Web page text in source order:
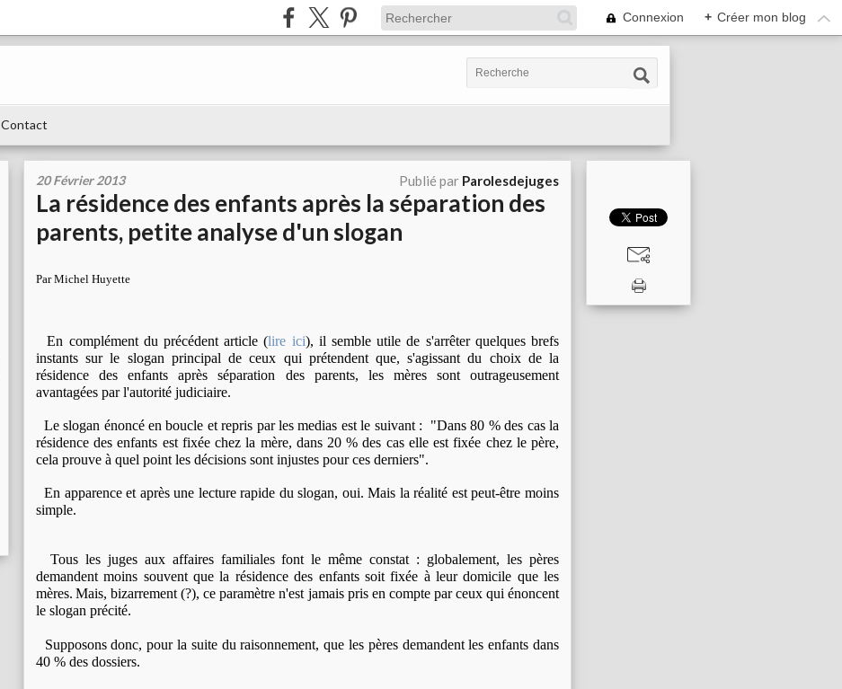
Connexion + Créer mon blog
Contact
20 Février 2013 Publié par Parolesdejuges
La résidence des enfants après la séparation des
parents, petite analyse d'un slogan
Par Michel Huyette
En complément du précédent article (lire ici), il semble utile de s'arrêter quelques brefs
instants sur le slogan principal de ceux qui prétendent que, s'agissant du choix de la
résidence des enfants après séparation des parents, les mères sont outrageusement
avantagées par l'autorité judiciaire.
Le slogan énoncé en boucle et repris par les medias est le suivant : "Dans 80 % des cas la
résidence des enfants est fixée chez la mère, dans 20 % des cas elle est fixée chez le père,
cela prouve à quel point les décisions sont injustes pour ces derniers".
En apparence et après une lecture rapide du slogan, oui. Mais la réalité est peut-être moins
simple.
Tous les juges aux affaires familiales font le même constat : globalement, les pères
demandent moins souvent que la résidence des enfants soit fixée à leur domicile que les
mères. Mais, bizarrement (?), ce paramètre n'est jamais pris en compte par ceux qui énoncent
le slogan précité.
Supposons donc, pour la suite du raisonnement, que les pères demandent les enfants dans
40 % des dossiers.